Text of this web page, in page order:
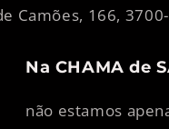
Camões, 166,
Na CHAMA de
não estamos